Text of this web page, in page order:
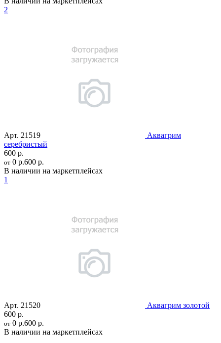
2
Арт. 21519
Аквагрим
серебристый
600 р.
от 0 р.600 р.
В наличии на маркетплейсах
1
Арт. 21520
Аквагрим золотой
600 р.
от 0 р.600 р.
В наличии на маркетплейсах